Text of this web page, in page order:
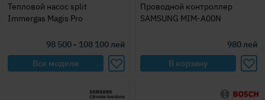
Тепловой насос split
Immergas Magis Pro
98 500 - 108 100лей
Все модели
Проводной контроллер
SAMSUNG MIM-A00N
980лей
В корзину